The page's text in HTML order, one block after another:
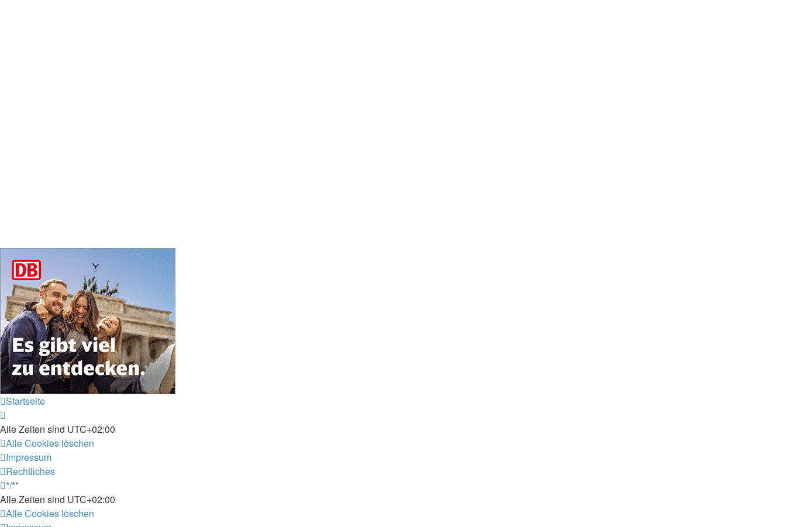
Startseite
Alle Zeiten sind UTC+02:00
Alle Cookies löschen
Impressum
Rechtliches
*/**
Alle Zeiten sind UTC+02:00
Alle Cookies löschen